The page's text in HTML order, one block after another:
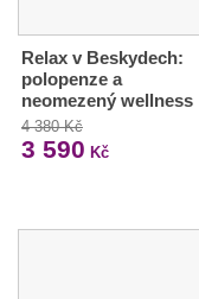
Relax v Beskydech:
polopenze a
neomezený wellness
4 380 Kč
3 590 Kč